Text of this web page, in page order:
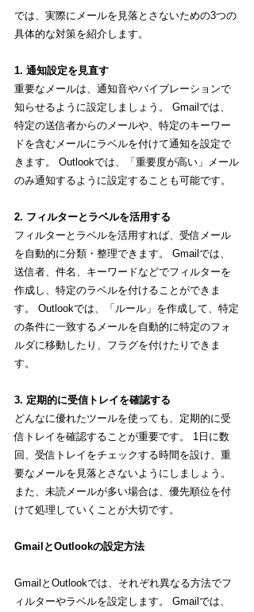
では、実際にメールを見落とさないための3つの
具体的な対策を紹介します。
1. 通知設定を見直す
重要なメールは、通知音やバイブレーションで
知らせるように設定しましょう。 Gmailでは、
特定の送信者からのメールや、特定のキーワー
ドを含むメールにラベルを付けて通知を設定で
きます。 Outlookでは、「重要度が高い」メール
のみ通知するように設定することも可能です。
2. フィルターとラベルを活用する
フィルターとラベルを活用すれば、受信メール
を自動的に分類・整理できます。 Gmailでは、
送信者、件名、キーワードなどでフィルターを
作成し、特定のラベルを付けることができま
す。 Outlookでは、「ルール」を作成して、特定
の条件に一致するメールを自動的に特定のフォ
ルダに移動したり、フラグを付けたりできま
す。
3. 定期的に受信トレイを確認する
どんなに優れたツールを使っても、定期的に受
信トレイを確認することが重要です。 1日に数
回、受信トレイをチェックする時間を設け、重
要なメールを見落とさないようにしましょう。
また、未読メールが多い場合は、優先順位を付
けて処理していくことが大切です。
GmailとOutlookの設定方法
GmailとOutlookでは、それぞれ異なる方法でフ
ィルターやラベルを設定します。 Gmailでは、